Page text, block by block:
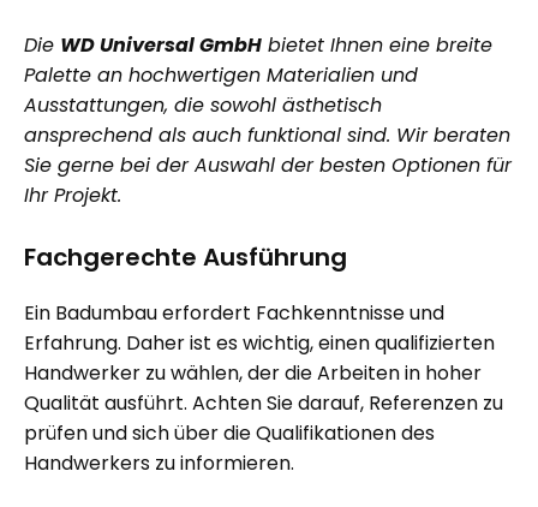
Die WD Universal GmbH bietet Ihnen eine breite
Palette an hochwertigen Materialien und
Ausstattungen, die sowohl ästhetisch
ansprechend als auch funktional sind. Wir beraten
Sie gerne bei der Auswahl der besten Optionen für
Ihr Projekt.
Fachgerechte Ausführung
Ein Badumbau erfordert Fachkenntnisse und
Erfahrung. Daher ist es wichtig, einen qualifizierten
Handwerker zu wählen, der die Arbeiten in hoher
Qualität ausführt. Achten Sie darauf, Referenzen zu
prüfen und sich über die Qualifikationen des
Handwerkers zu informieren.